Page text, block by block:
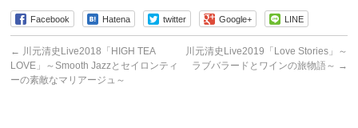
Facebook Hatena twitter Google+ LINE
←
川元清史Live2018「HIGH TEA
LOVE」～Smooth Jazzとセイロンティ
ーの素敵なマリアージュ～
川元清史Live2019「Love Stories」～
ラブバラードとワインの旅物語～ →